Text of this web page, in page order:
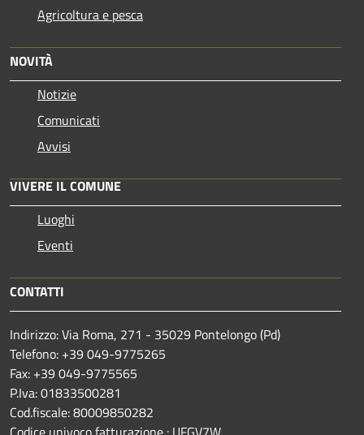
Agricoltura e pesca
NOVITÀ
Notizie
Comunicati
Avvisi
VIVERE IL COMUNE
Luoghi
Eventi
CONTATTI
Indirizzo: Via Roma, 271 - 35029 Pontelongo (Pd)
Telefono: +39 049-9775265
Fax: +39 049-9775565
P.Iva: 01833500281
Cod.fiscale: 80009850282